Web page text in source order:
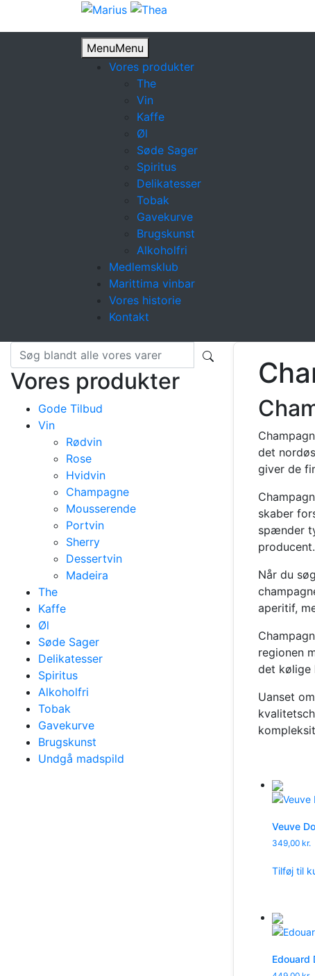
MenuMenu
Vores produkter
The
Vin
Kaffe
Øl
Søde Sager
Spiritus
Delikatesser
Tobak
Gavekurve
Brugskunst
Alkoholfri
Medlemsklub
Marittima vinbar
Vores historie
Kontakt
Vores produkter
Gode Tilbud
Vin
Rødvin
Rose
Hvidvin
Champagne
Mousserende
Portvin
Sherry
Dessertvin
Madeira
The
Kaffe
Øl
Søde Sager
Delikatesser
Spiritus
Alkoholfri
Tobak
Gavekurve
Brugskunst
Undgå madspild
det
giver de
skaber
spænder
producent.
Når du
aperitif,
regionen
det kølige
Uanset
Veuve
349,00 kr.
Tilføj til
Edouard